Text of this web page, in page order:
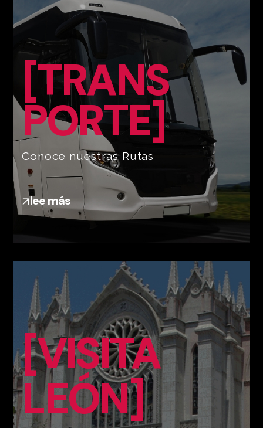
[TRANS
PORTE]
Conoce nuestras Rutas
lee más
[VISITA
LEÓN]